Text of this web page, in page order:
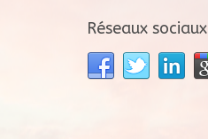
Réseaux sociaux